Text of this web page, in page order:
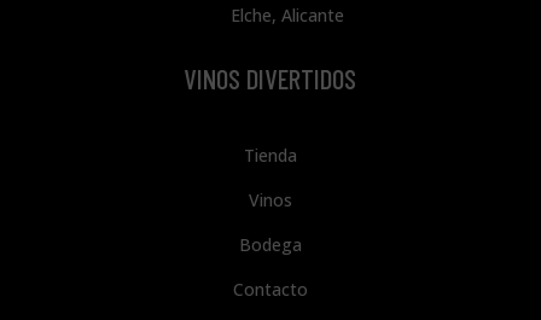
Elche, Alicante
VINOS DIVERTIDOS
Tienda
Vinos
Bodega
Contacto